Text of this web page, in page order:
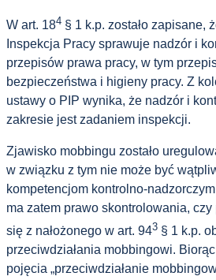
W art. 184 § 1 k.p. zostało zapisane,
Inspekcja Pracy sprawuje nadzór i
przepisów prawa pracy, w tym
bezpieczeństwa i higieny pracy. Z
ustawy o PIP wynika, że nadzór i
zakresie jest zadaniem inspekcji.
Zjawisko mobbingu zostało
w związku z tym nie może być
kompetencjom kontrolno-
ma zatem prawo skontrolowania,
się z nałożonego w art. 943 § 1 k.p.
przeciwdziałania mobbingowi.
pojęcia „przeciwdziałanie